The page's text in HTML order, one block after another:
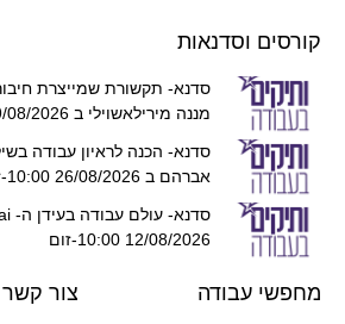
קורסים וסדנאות
סדנא- תקשורת שמייצרת
מננה מירילאשוילי ב 19/08/2026 10:00-זום
אברהם ב 26/08/2026 10:00-זום
12/08/2026 10:00-זום
מחפשי עבודה צור קשר